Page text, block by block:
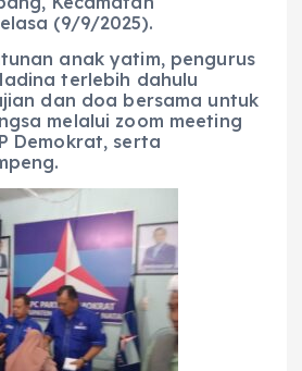
(9/9/2025).
anak yatim, pengurus
terlebih dahulu
dan doa bersama untuk
melalui zoom meeting
Demokrat, serta